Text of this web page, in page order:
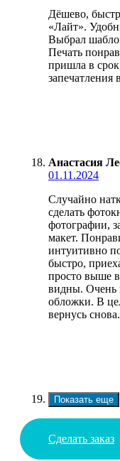
Дёшево,
«Лайт».
Выбрал
Печать
пришла в
запечатления
Анастасия
01.11.2024
Случайно
сделать
фотографии,
макет.
интуитивно
быстро,
просто выше
видны. Очень
обложки. В
вернусь снова.
Показать еще
Сделать заказ